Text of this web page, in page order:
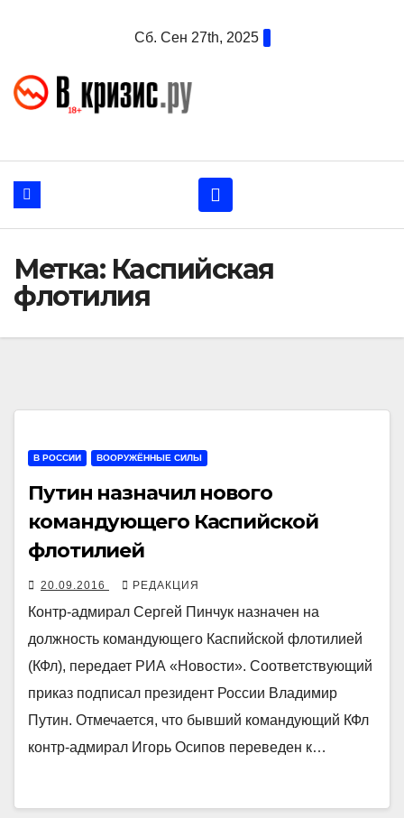
Сб. Сен 27th, 2025
Метка: Каспийская
флотилия
В РОССИИ ВООРУЖЁННЫЕ СИЛЫ
Путин назначил нового
командующего Каспийской
флотилией
20.09.2016 РЕДАКЦИЯ
Контр-адмирал Сергей Пинчук назначен на
должность командующего Каспийской флотилией
(КФл), передает РИА «Новости». Соответствующий
приказ подписал президент России Владимир
Путин. Отмечается, что бывший командующий КФл
контр-адмирал Игорь Осипов переведен к…